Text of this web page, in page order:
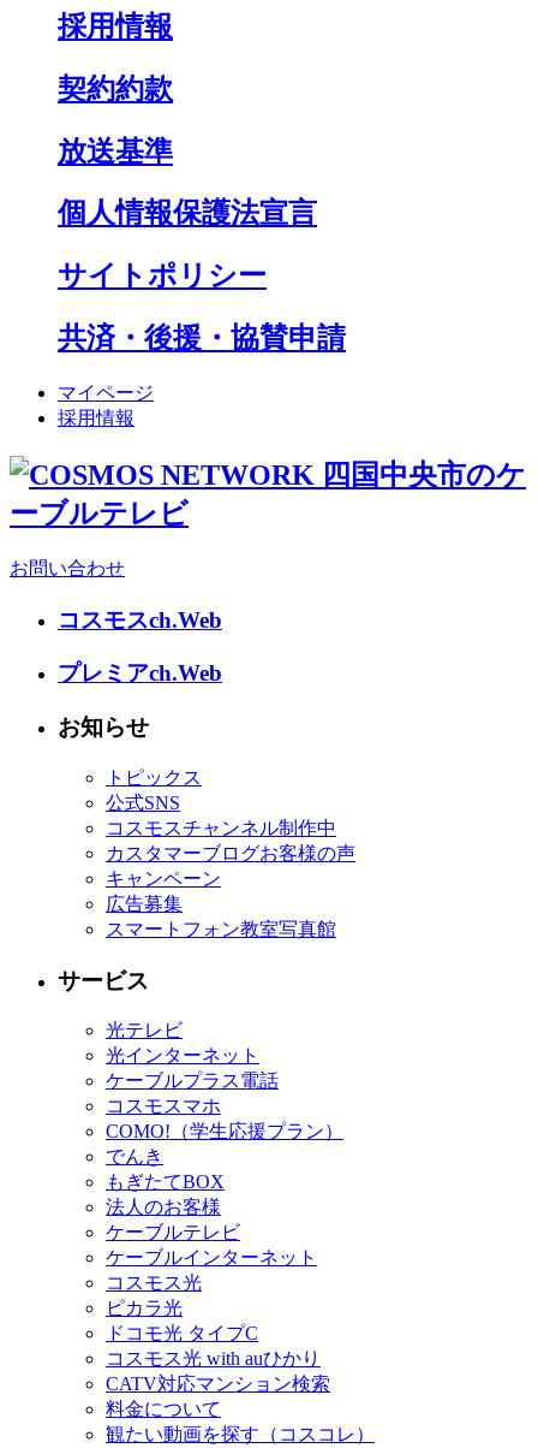
採用情報
契約約款
放送基準
個人情報保護法宣言
サイトポリシー
共済・後援・協賛申請
マイページ
採用情報
お問い合わせ
コスモスch.Web
プレミアch.Web
お知らせ
トピックス
公式SNS
コスモスチャンネル制作中
カスタマーブログお客様の声
キャンペーン
広告募集
スマートフォン教室写真館
サービス
光テレビ
光インターネット
ケーブルプラス電話
コスモスマホ
COMO!（学生応援プラン）
でんき
もぎたてBOX
法人のお客様
ケーブルテレビ
ケーブルインターネット
コスモス光
ピカラ光
ドコモ光 タイプC
コスモス光 with auひかり
CATV対応マンション検索
料金について
観たい動画を探す（コスコレ）